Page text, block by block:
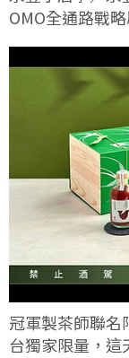
OMO全通路戰
冠軍製茶師聯名
台獨家限量，這